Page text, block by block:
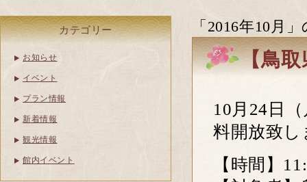
「2016年10月
【鳥
10月24日
料開放致し
【時間】
カテゴリー
お知らせ
イベント
プラン情報
新着情報
観光情報
館内イベント